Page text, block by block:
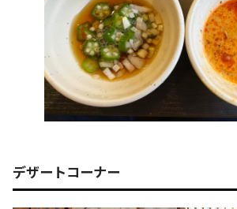
デザートコーナー